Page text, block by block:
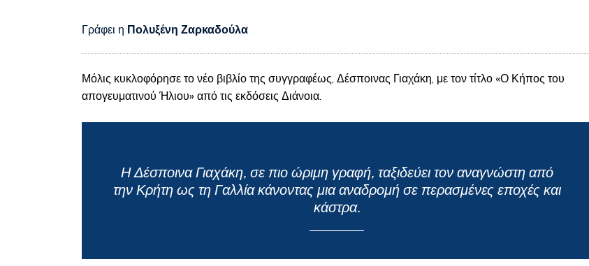
Γράφει η Πολυξένη Ζαρκαδούλα
Μόλις κυκλοφόρησε το νέο βιβλίο της συγγραφέως, Δέσποινας Γιαχάκη, με τον τίτλο «Ο Κήπος του
απογευματινού Ήλιου» από τις εκδόσεις Διάνοια.
Η Δέσποινα Γιαχάκη, σε πιο ώριμη γραφή, ταξιδεύει τον αναγνώστη από
την Κρήτη ως τη Γαλλία κάνοντας μια αναδρομή σε περασμένες εποχές και
κάστρα.